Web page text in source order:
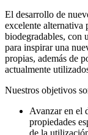
El desarrollo de
excelente alternativa
biodegradables, con
para inspirar una
propias, además de
actualmente
Nuestros objetivos
Avanzar en el
propiedades
de la